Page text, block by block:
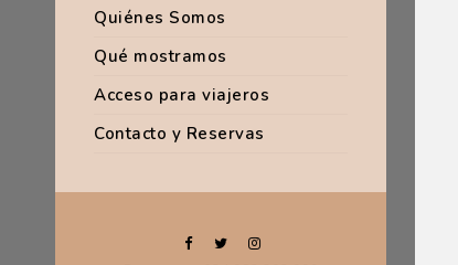
Quiénes Somos
Qué mostramos
Acceso para viajeros
Contacto y Reservas